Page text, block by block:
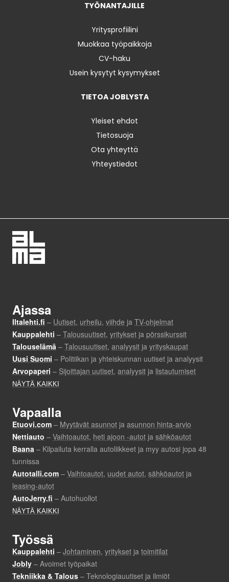
TYÖNANTAJILLE
Yritysprofiilini
Muokkaa työpaikkoja
CV-haku
Usein kysytyt kysymykset
TIETOA JOBLYSTA
Yleiset ehdot
Tietosuoja
Ota yhteyttä
Yhteystiedot